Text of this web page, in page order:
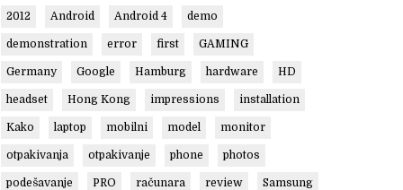
2012 Android Android 4 demo
demonstration error first GAMING
Germany Google Hamburg hardware HD
headset Hong Kong impressions installation
Kako laptop mobilni model monitor
otpakivanja otpakivanje phone photos
podešavanje PRO računara review Samsung